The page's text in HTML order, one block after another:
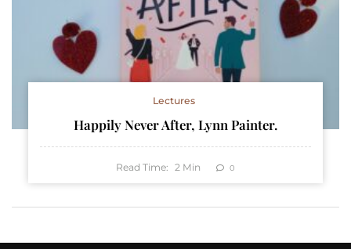
Lectures
Happily Never After, Lynn Painter.
Read Time: 2 Min 0